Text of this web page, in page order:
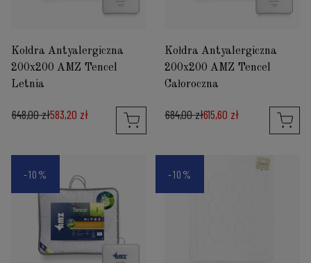
Kołdra Antyalergiczna
200x200 AMZ Tencel
Letnia
648,00 zł583,20 zł
Kołdra Antyalergiczna
200x200 AMZ Tencel
Całoroczna
684,00 zł615,60 zł
-10% -10%